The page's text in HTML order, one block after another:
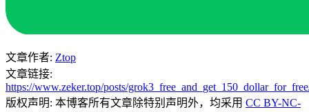
文章作者: Ztop
文章链接:
https://www.zeker.top/posts/
版权声明: 本博客所有文章除特别声明外，均采用 CC BY-NC-